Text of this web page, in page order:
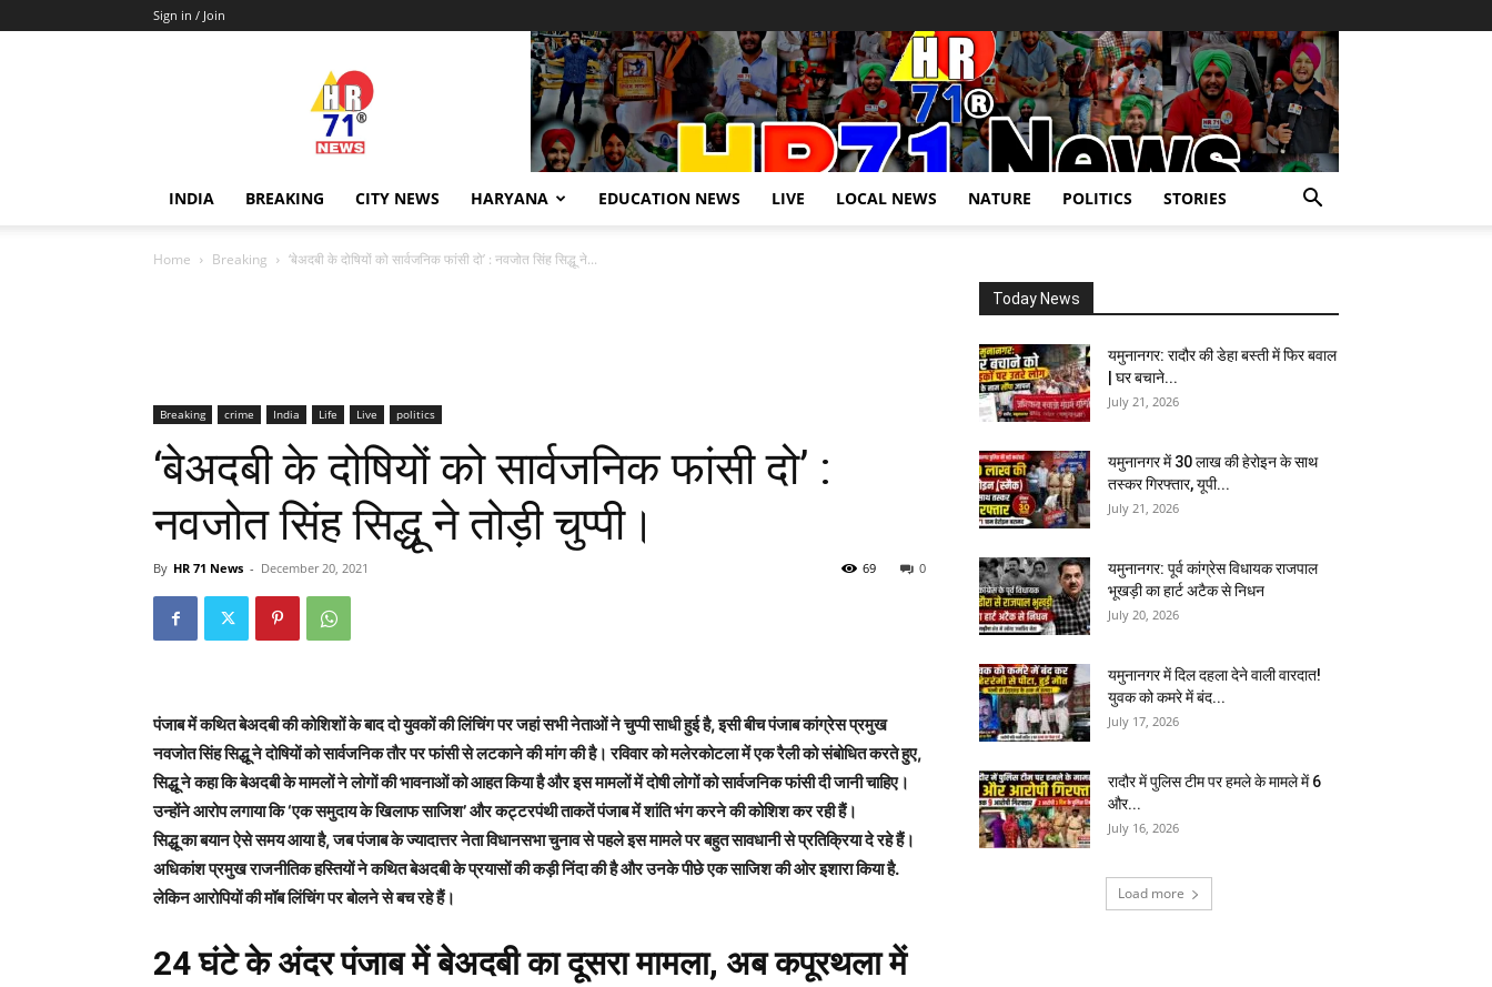
Sign in / Join
Hr71news
INDIA BREAKING CITY NEWS HARYANA EDUCATION NEWS LIVE LOCAL NEWS NATURE POLITICS STORIES
Home Breaking ‘बेअदबी के दोषियों को सार्वजनिक फांसी दो’ : नवजोत सिंह सिद्धू ने...
Breaking crime India Life Live politics
‘बेअदबी के दोषियों को सार्वजनिक फांसी दो’ :
नवजोत सिंह सिद्धू ने तोड़ी चुप्पी।
By HR 71 News - December 20, 2021 0
69
पंजाब में कथित बेअदबी की कोशिशों के बाद दो युवकों की लिंचिंग पर जहां सभी नेताओं ने चुप्पी साधी हुई है, इसी बीच पंजाब कांग्रेस प्रमुख
नवजोत सिंह सिद्धू ने दोषियों को सार्वजनिक तौर पर फांसी से लटकाने की मांग की है। रविवार को मलेरकोटला में एक रैली को संबोधित करते हुए,
सिद्धू ने कहा कि बेअदबी के मामलों ने लोगों की भावनाओं को आहत किया है और इस मामलों में दोषी लोगों को सार्वजनिक फांसी दी जानी चाहिए।
उन्होंने आरोप लगाया कि ‘एक समुदाय के खिलाफ साजिश’ और कट्टरपंथी ताकतें पंजाब में शांति भंग करने की कोशिश कर रही हैं।
सिद्धू का बयान ऐसे समय आया है, जब पंजाब के ज्यादात्तर नेता विधानसभा चुनाव से पहले इस मामले पर बहुत सावधानी से प्रतिक्रिया दे रहे हैं।
अधिकांश प्रमुख राजनीतिक हस्तियों ने कथित बेअदबी के प्रयासों की कड़ी निंदा की है और उनके पीछे एक साजिश की ओर इशारा किया है.
लेकिन आरोपियों की मॉब लिंचिंग पर बोलने से बच रहे हैं।
24 घंटे के अंदर पंजाब में बेअदबी का दूसरा मामला, अब कपूरथला में
Today News
यमुनानगर: रादौर की डेहा बस्ती में फिर बवाल
| घर बचाने...
July 21, 2026
यमुनानगर में 30 लाख की हेरोइन के साथ
तस्कर गिरफ्तार, यूपी...
July 21, 2026
यमुनानगर: पूर्व कांग्रेस विधायक राजपाल
भूखड़ी का हार्ट अटैक से निधन
July 20, 2026
यमुनानगर में दिल दहला देने वाली वारदात!
युवक को कमरे में बंद...
July 17, 2026
रादौर में पुलिस टीम पर हमले के मामले में 6
और...
July 16, 2026
Load more